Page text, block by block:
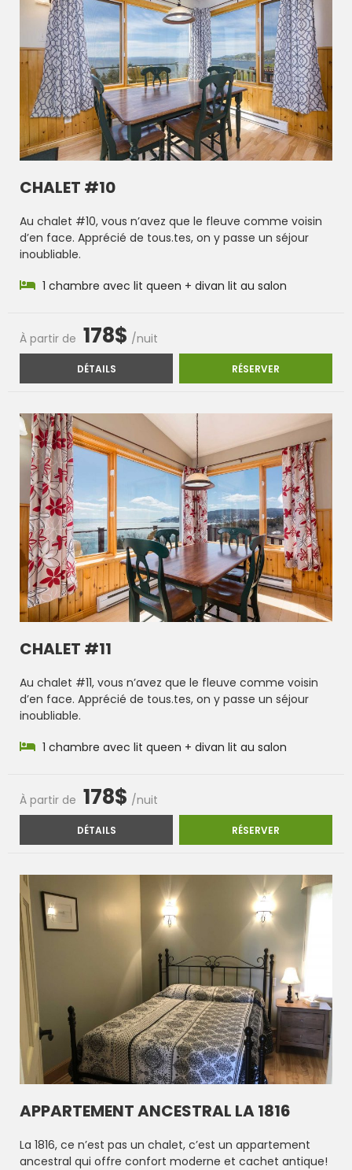
CHALET #10
Au chalet #10, vous n’avez que le fleuve comme voisin
d’en face. Apprécié de tous.tes, on y passe un séjour
inoubliable.
1 chambre avec lit queen + divan lit au salon
À partir de 178$ /nuit
DÉTAILSCHALET #10 RÉSERVERCHALET #10
CHALET #11
Au chalet #11, vous n’avez que le fleuve comme voisin
d’en face. Apprécié de tous.tes, on y passe un séjour
inoubliable.
1 chambre avec lit queen + divan lit au salon
À partir de 178$ /nuit
DÉTAILSCHALET #11 RÉSERVERCHALET #11
APPARTEMENT ANCESTRAL LA 1816
La 1816, ce n’est pas un chalet, c’est un appartement
ancestral qui offre confort moderne et cachet antique!